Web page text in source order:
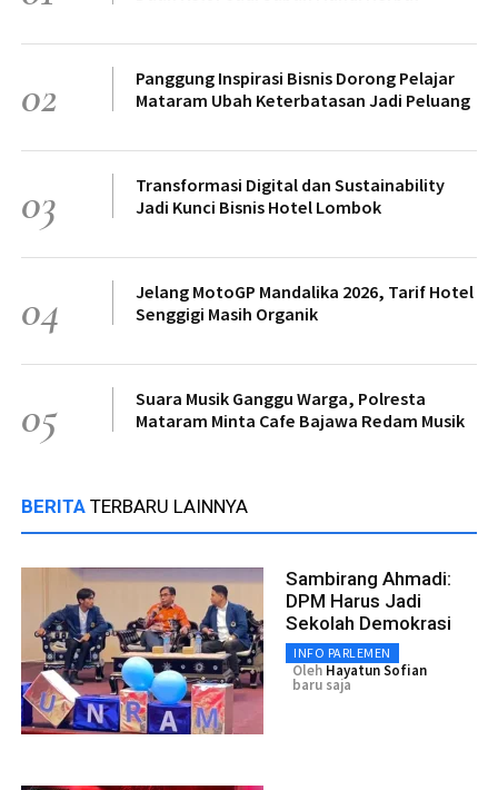
02
Panggung Inspirasi Bisnis Dorong Pelajar
Mataram Ubah Keterbatasan Jadi Peluang
03
Transformasi Digital dan Sustainability
Jadi Kunci Bisnis Hotel Lombok
04
Jelang MotoGP Mandalika 2026, Tarif Hotel
Senggigi Masih Organik
05
Suara Musik Ganggu Warga, Polresta
Mataram Minta Cafe Bajawa Redam Musik
BERITA TERBARU LAINNYA
Sambirang Ahmadi:
DPM Harus Jadi
Sekolah Demokrasi
INFO PARLEMEN
Oleh Hayatun Sofian
baru saja